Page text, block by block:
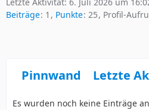
Beiträge 1 Punkte 25 Profil-
Pinnwand Letzte
Es wurden noch keine Einträge